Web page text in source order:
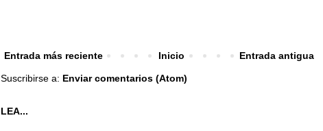
Entrada más reciente Entrada antigua
Inicio
Suscribirse a: Enviar comentarios (Atom)
LEA...